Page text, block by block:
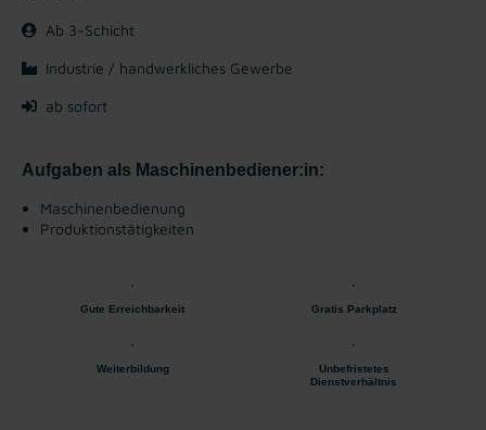
Ab 3-Schicht
Industrie / handwerkliches Gewerbe
ab sofort
Aufgaben als Maschinenbediener:in:
Maschinenbedienung
Produktionstätigkeiten
Gute Erreichbarkeit Gratis Parkplatz
Weiterbildung
Unbefristetes
Dienstverhältnis